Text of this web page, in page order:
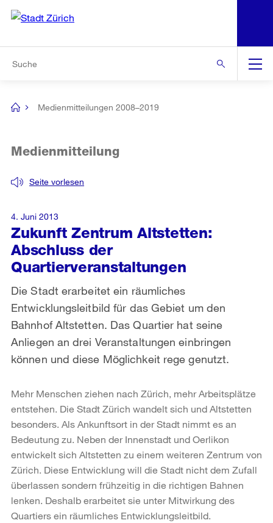
Navigation
[no
Medienmitteilungen 2008–2019
Zukunft Zentrum Altstetten:
Abschluss der
Quartierveranstaltungen
Seite vorlesen
Medienmitteilung
Die Stadt erarbeitet ein räumliches
Entwicklungsleitbild für das Gebiet um den
Bahnhof Altstetten. Das Quartier hat seine
Anliegen an drei Veranstaltungen einbringen
können und diese Möglichkeit rege genutzt.
4. Juni 2013
Mehr Menschen ziehen nach Zürich, mehr Arbeitsplätze
entstehen. Die Stadt Zürich wandelt sich und Altstetten
besonders. Als Ankunftsort in der Stadt nimmt es an
Bedeutung zu. Neben der Innenstadt und Oerlikon
entwickelt sich Altstetten zu einem weiteren Zentrum von
Zürich. Diese Entwicklung will die Stadt nicht dem Zufall
überlassen sondern frühzeitig in die richtigen Bahnen
lenken. Deshalb erarbeitet sie unter Mitwirkung des
Quartiers ein räumliches Entwicklungsleitbild.